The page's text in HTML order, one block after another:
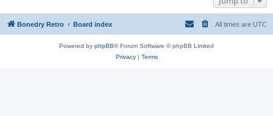
Bonedry Retro Board index All times are UTC
Powered by phpBB® Forum Software © phpBB Limited
Privacy| Terms